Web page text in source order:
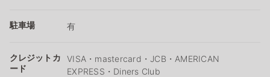
駐車場 有
クレジットカ
ード
VISA・mastercard・JCB・AMERICAN
EXPRESS・Diners Club